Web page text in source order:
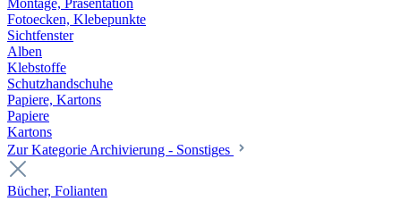
Fotoecken, Klebepunkte
Sichtfenster
Alben
Klebstoffe
Schutzhandschuhe
Papiere, Kartons
Papiere
Kartons
Zur Kategorie Archivierung - Sonstiges
Bücher, Folianten